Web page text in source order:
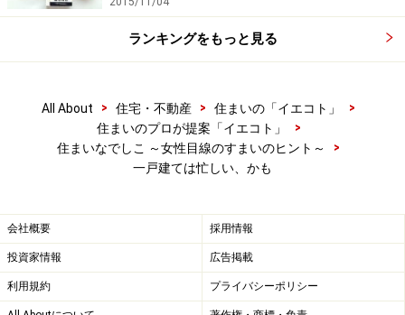
戸締りはマンションの方がラクだけど
い暮らしがしたい、ということ。なので、今の季節であ
れば、終日ほとんどの窓を開け放して生活しているのだ
が、外出の際に窓を閉めてまわるのは、正直、面倒に感
じることもある。マンションであれば1ヶ所か2ヶ所、閉
ない。いまでも、どこか閉め忘れたりすることがある。
急に、雨が降ってきたりする時も同じこと。窓を閉めに
バタバタと走らなければならない。でも、マンションで
ランキングをもっと見る
All About > 住宅・不動産 > 住まいの「イエコト」
>
住まいのプロが提案「イエコト」
>
住まいなでしこ ～女性目線のすまいのヒント～
>
一戸建ては忙しい、かも
会社概要 採用情報
投資家情報 広告掲載
利用規約 プライバシーポリシー